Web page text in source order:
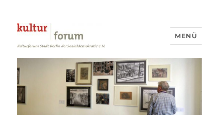
Kulturforum Stadt Berlin
MENÜ